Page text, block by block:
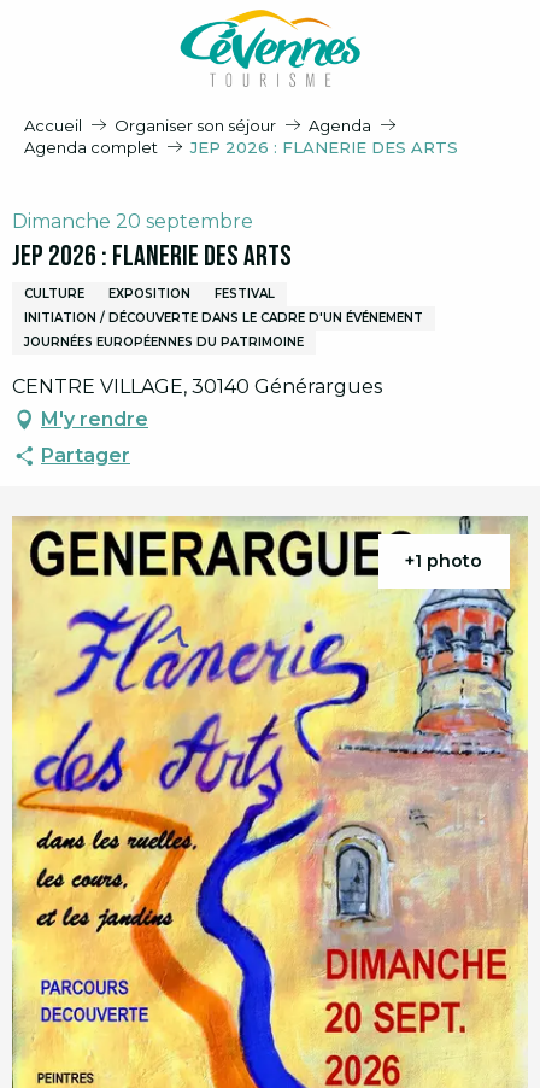
Accueil Organiser son séjour
Agenda
Agenda complet
JEP 2026 : FLANERIE DES ARTS
Dimanche 20 septembre
JEP 2026 : FLANERIE DES ARTS
CULTURE EXPOSITION
FESTIVAL
INITIATION / DÉCOUVERTE DANS LE CADRE D'UN ÉVÉNEMENT
JOURNÉES EUROPÉENNES DU PATRIMOINE
CENTRE VILLAGE, 30140 Générargues
M'y rendre
Partager
+1 photo